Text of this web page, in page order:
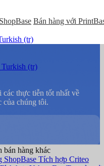
Bán hàng với
(tr)
Turkish (tr)
thực tiễn tốt nhất về
của chúng tôi.
bán hàng khác
ShopBase Tích hợp Criteo